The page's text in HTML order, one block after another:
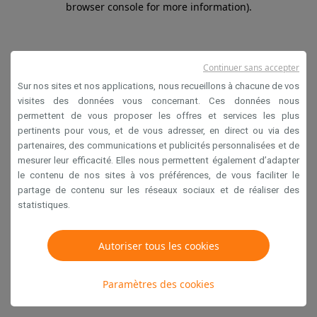
browser console for more information).
Sur nos sites et nos applications, nous recueillons à chacune de vos
visites des données vous concernant. Ces données nous
permettent de vous proposer les offres et services les plus
pertinents pour vous, et de vous adresser, en direct ou via des
partenaires, des communications et publicités personnalisées et de
mesurer leur efficacité. Elles nous permettent également d’adapter
le contenu de nos sites à vos préférences, de vous faciliter le
partage de contenu sur les réseaux sociaux et de réaliser des
statistiques.
Autoriser tous les cookies
Paramètres des cookies
Continuer sans accepter